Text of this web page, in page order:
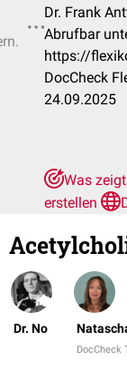
Dr. Frank
Abrufbar
https://
DocCheck
24.09.2025
Was
erstellen
Dr. No
DocCheck